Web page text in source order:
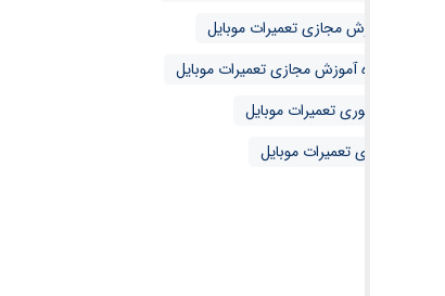
آموزش مجازی تعمیرات موبایل
دوره آموزش مجازی تعمیرات موبایل
حضوری تعمیرات موبایل
مجازی تعمیرات موبایل